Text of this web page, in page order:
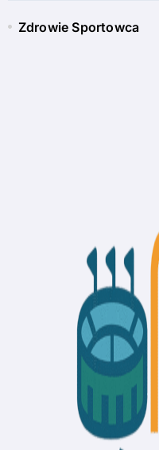
Zdrowie Sportowca